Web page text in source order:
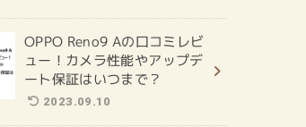
OPPO Reno9 Aの口コミレビ
ュー！カメラ性能やアップデ
ート保証はいつまで？
2023.09.10